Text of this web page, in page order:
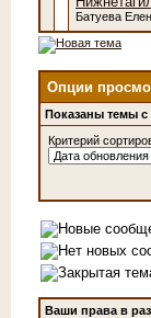
Батуева
Опции
Показаны темы с
Критерий
Ваши права в